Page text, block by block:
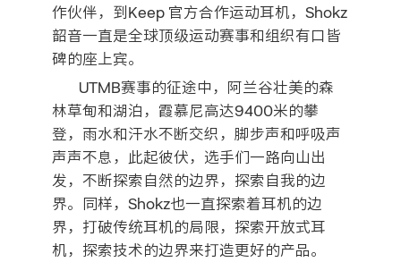
作伙伴，到Keep 官方合作运动耳机，Shokz
韶音一直是全球顶级运动赛事和组织有口皆
碑的座上宾。
UTMB赛事的征途中，阿兰谷壮美的森
林草甸和湖泊，霞慕尼高达9400米的攀
登，雨水和汗水不断交织，脚步声和呼吸声
声声不息，此起彼伏，选手们一路向山出
发，不断探索自然的边界，探索自我的边
界。同样，Shokz也一直探索着耳机的边
界，打破传统耳机的局限，探索开放式耳
机，探索技术的边界来打造更好的产品。